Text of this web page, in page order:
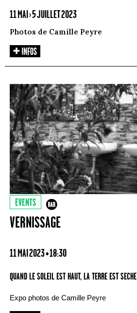
11 MAI › 5 JUILLET 2023
Photos de Camille Peyre
EVENTS
VERNISSAGE
11 MAI 2023 • 18:30
QUAND LE SOLEIL EST HAUT, LA TERRE EST SECHE
Expo photos de Camille Peyre